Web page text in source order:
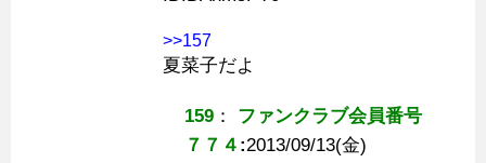
>>157
夏菜子だよ
159 ： ファンクラブ会員番号
７７４ :2013/09/13(金)